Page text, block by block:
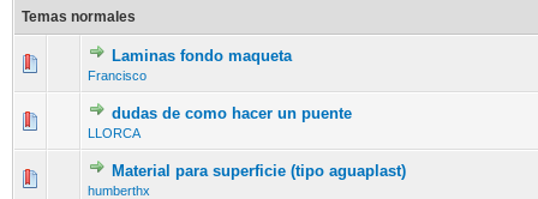
Temas normales
Laminas fondo maqueta
Francisco
dudas de como hacer un puente
LLORCA
Material para superficie (tipo aguaplast)
humberthx